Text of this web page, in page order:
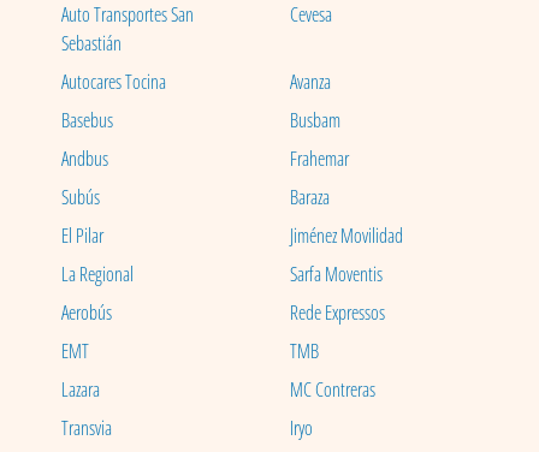
Auto Transportes San
Sebastián
Cevesa
Autocares Tocina
Avanza
Basebus
Busbam
Andbus
Frahemar
Subús
Baraza
El Pilar
Jiménez Movilidad
La Regional
Sarfa Moventis
Aerobús
Rede Expressos
EMT
TMB
Lazara
MC Contreras
Transvia
Iryo